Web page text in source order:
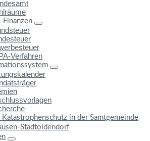
Finanzen
Verfahren
in der Samtgemeinde
Stadtoldendorf